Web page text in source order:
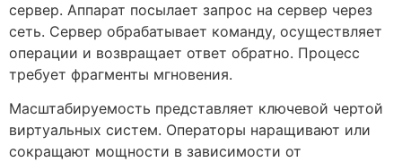
сервер. Аппарат посылает запрос на сервер через
сеть. Сервер обрабатывает команду, осуществляет
операции и возвращает ответ обратно. Процесс
требует фрагменты мгновения.
Масштабируемость представляет ключевой чертой
виртуальных систем. Операторы наращивают или
сокращают мощности в зависимости от